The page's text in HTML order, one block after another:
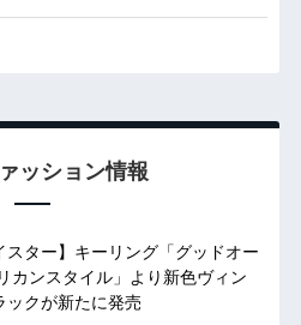
ッション情報
スター】キーリング「グッドオー
カンスタイル」より新色ヴィン
ックが新たに発売